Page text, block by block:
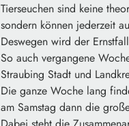
Tierseuchen sind keine
sondern können jederzeit
Deswegen wird der
So auch vergangene
Straubing Stadt und
Die ganze Woche lang
am Samstag dann die